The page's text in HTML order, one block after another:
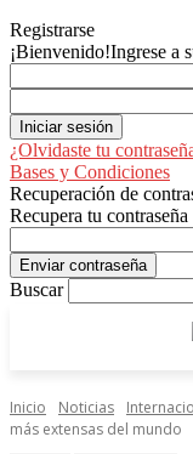
Registrarse
¡Bienvenido!Ingrese a
¿Olvidaste tu
Bases y Condiciones
Recuperación de
Recupera tu contraseña
Buscar
Inicio Noticias
más extensas del mundo